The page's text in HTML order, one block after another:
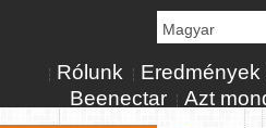
Rólunk
Beenectar
Azt